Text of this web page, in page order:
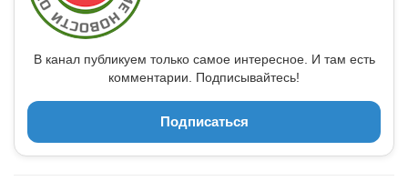
В канал публикуем только самое интересное. И там есть
комментарии. Подписывайтесь!
Подписаться